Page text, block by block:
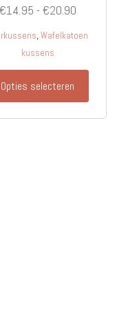
€14.95 - €20.90
€20.90
, Wafelkatoen
kussens
Opties selecteren
Dit